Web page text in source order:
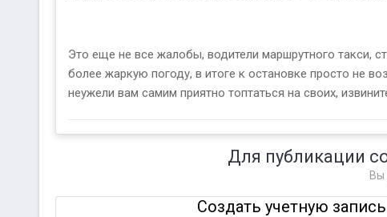
Это еще не все жалобы, водители маршрутного такси,
более жаркую погоду, в итоге к остановке просто не
неужели вам самим приятно топтаться на своих,
Для публикации
Вы
Создать учетную запись